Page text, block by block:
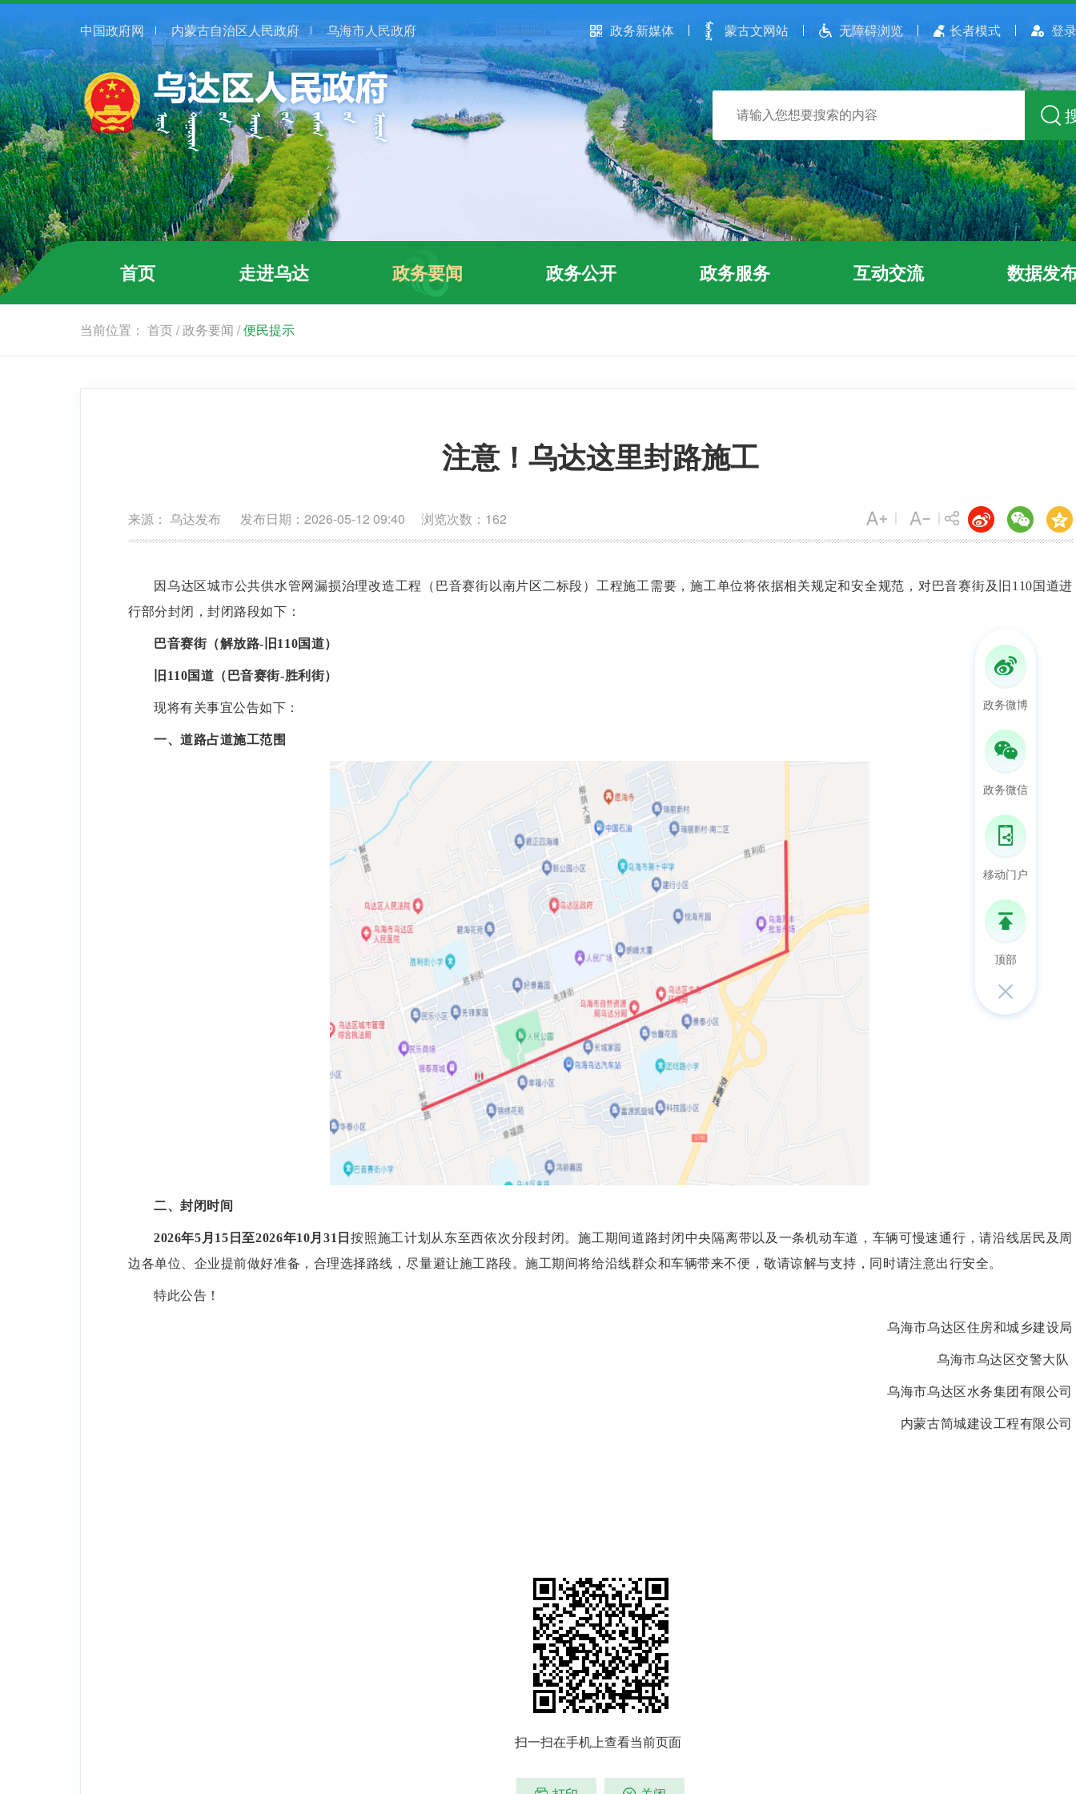
中国政府网 内蒙古自治区人民政府 乌海市人民政府 政务新媒体 蒙古文网站 无障碍浏览 长者模式 登
首页 走进乌达 政务要闻 政务公开 政务服务 互动交流 数据发
当前位置： 首页/政务要闻 /便民提示
注意！乌达这里封路施工
来源： 乌达发布 发布日期：2026-05-12 09:40 浏览次数： 162
因乌达区城市公共供水管网漏损治理改造工程（巴音赛街以南片区二标段）工程施工需要，施工单位将依据相关规定和安全规范，对巴音赛街及旧 110国道进
行部分封闭，封闭路段如下：
巴音赛街（解放路- 旧 110国道）
旧 110国道（巴音赛街-胜利街）
现将有关事宜公告如下：
一、道路占道施工范围
二、封闭时间
2026年5 月 15 日至2026年10月31 日按照施工计划从东至西依次分段封闭。施工期间道路封闭中央隔离带以及一条机动车道，车辆可慢速通行，请沿线居民及周
边各单位、企业提前做好准备，合理选择路线，尽量避让施工路段。施工期间将给沿线群众和车辆带来不便，敬请谅解与支持，同时请注意出行安全。
特此公告！
乌海市乌达区住房和城乡建设局
乌海市乌达区交警大队
乌海市乌达区水务集团有限公司
内蒙古简城建设工程有限公司
扫一扫在手机上查看当前页面
政务微博
政务微信
移动门户
顶部